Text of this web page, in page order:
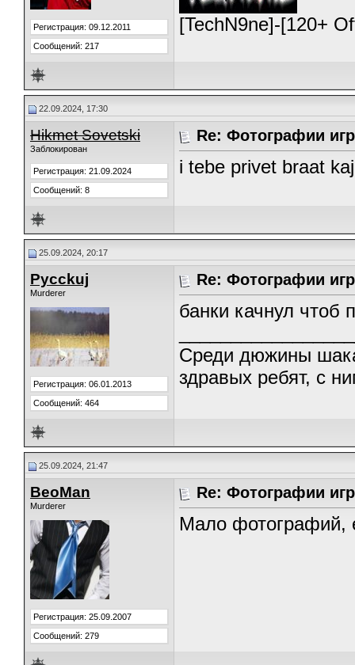
Регистрация: 09.12.2011
Сообщений: 217
[TechN9ne]-[120+
22.09.2024, 17:30
Hikmet Sovetski
Заблокирован
Регистрация: 21.09.2024
Сообщений: 8
Re: Фотографии
i tebe privet braat
25.09.2024, 20:17
Pycckuj
Murderer
Регистрация: 06.01.2013
Сообщений: 464
Re: Фотографии
банки качнул чтоб
Среди дюжины
здравых ребят, с
25.09.2024, 21:47
BeoMan
Murderer
Регистрация: 25.09.2007
Сообщений: 279
Re: Фотографии
Мало фотографий,